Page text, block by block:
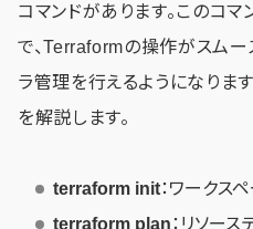
コマンドがあります。このコマ
で、Terraformの操作がスムー
ラ管理を行えるようになりま
を解説します。
terraform init：ワークス
terraform plan：リソー